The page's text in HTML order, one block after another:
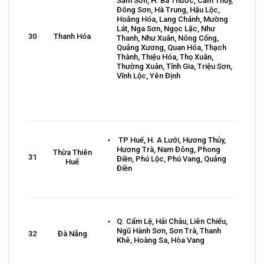
30 Thanh Hóa
Đông Sơn, Hà Trung, Hậu Lộc,
Hoằng Hóa, Lang Chánh, Mường
Lát, Nga Sơn, Ngọc Lặc, Như
Thanh, Như Xuân, Nông Cống,
Quảng Xương, Quan Hóa, Thạch
Thành, Thiệu Hóa, Thọ Xuân,
Thường Xuân, Tĩnh Gia, Triệu Sơn,
Vĩnh Lộc, Yên Định
31
Thừa Thiên
Huế
TP Huế, H. A Lưới, Hương Thủy,
Hương Trà, Nam Đông, Phong
Điền, Phú Lộc, Phú Vang, Quảng
Điền
32 Đà Nẵng
Q. Cẩm Lệ, Hải Châu, Liên Chiểu,
Ngũ Hành Sơn, Sơn Trà, Thanh
Khê, Hoàng Sa, Hòa Vang